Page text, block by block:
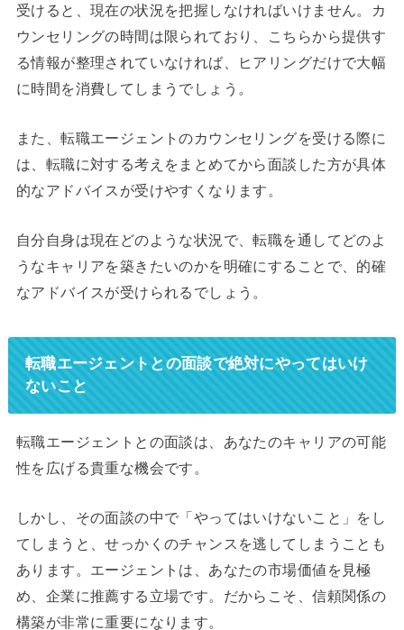
受けると、現在の状況を把握しなければいけません。カ
ウンセリングの時間は限られており、こちらから提供す
る情報が整理されていなければ、ヒアリングだけで大幅
に時間を消費してしまうでしょう。
また、転職エージェントのカウンセリングを受ける際に
は、転職に対する考えをまとめてから面談した方が具体
的なアドバイスが受けやすくなります。
自分自身は現在どのような状況で、転職を通してどのよ
うなキャリアを築きたいのかを明確にすることで、的確
なアドバイスが受けられるでしょう。
転職エージェントとの面談で絶対にやってはいけ
ないこと
転職エージェントとの面談は、あなたのキャリアの可能
性を広げる貴重な機会です。
しかし、その面談の中で「やってはいけないこと」をし
てしまうと、せっかくのチャンスを逃してしまうことも
あります。エージェントは、あなたの市場価値を見極
め、企業に推薦する立場です。だからこそ、信頼関係の
構築が非常に重要になります。